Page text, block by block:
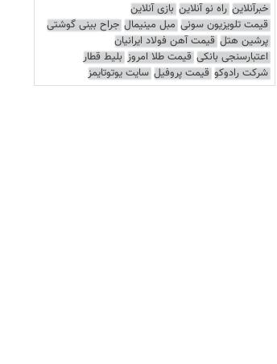
خبرآنلاین راه نو آنلاین بازی آنلاین
قیمت تلویزیون سونی مبل مینیمال جراح بینی گوشتی
پرشین هتل قیمت آهن فولاد ایرانیان
اعتبارسنجی بانکی قیمت طلا امروز بلیط قطار
شرکت رادوکو قیمت پروفیل سایت یوتوتایمز